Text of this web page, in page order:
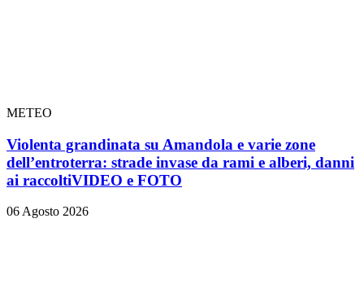
METEO
Violenta grandinata su Amandola e varie zone
dell’entroterra: strade invase da rami e alberi, danni
ai raccoltiVIDEO e FOTO
06 Agosto 2026